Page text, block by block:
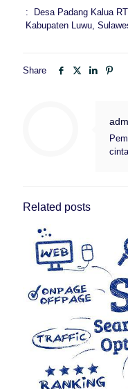
: Desa Padang Kalua
Kabupaten Luwu,
Share
Related posts